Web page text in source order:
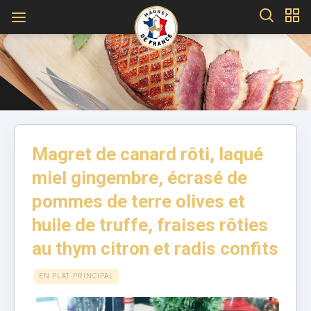
Magret de canard rôti, laqué
miel gingembre, écrasé de
pommes de terre olives et
huile de truffe, fraises rôties
au thym citron et radis confits
EN PLAT PRINCIPAL